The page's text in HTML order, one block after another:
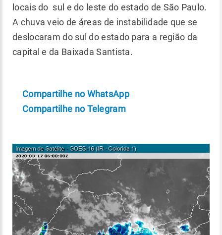
locais do sul e do leste do estado de São Paulo.
A chuva veio de áreas de instabilidade que se
deslocaram do sul do estado para a região da
capital e da Baixada Santista.
Compartilhe no WhatsApp
Compartilhe no Telegram